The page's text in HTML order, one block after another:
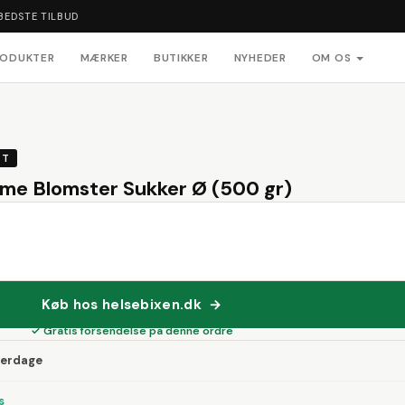
TILBUD
MÆRKER BUTIKKER NYHEDER OM OS
Blomster Sukker Ø (500 gr)
Køb hos helsebixen.dk →
✓ Gratis forsendelse på denne ordre